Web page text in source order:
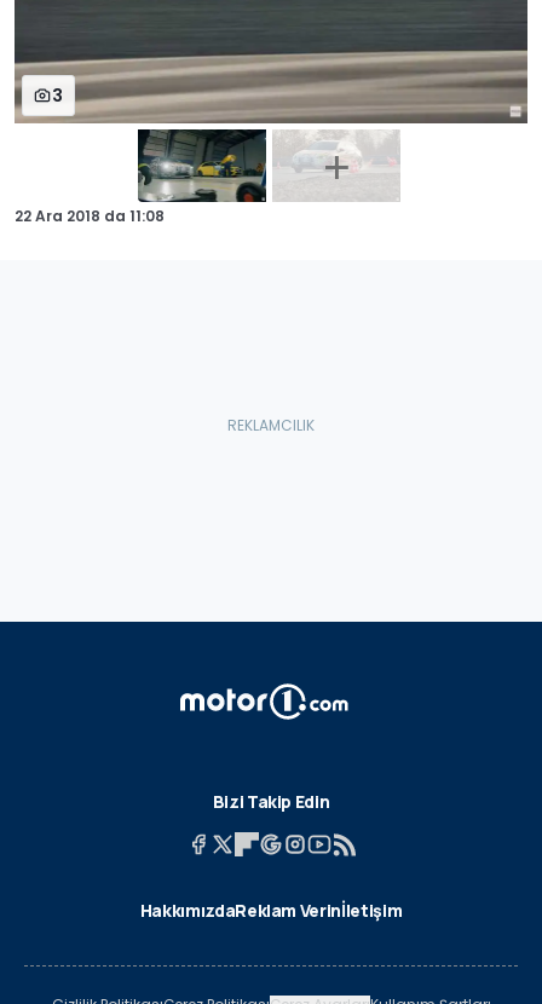
3
22 Ara 2018 da 11:08
Bizi Takip Edin
HakkımızdaReklam Verinİletişim